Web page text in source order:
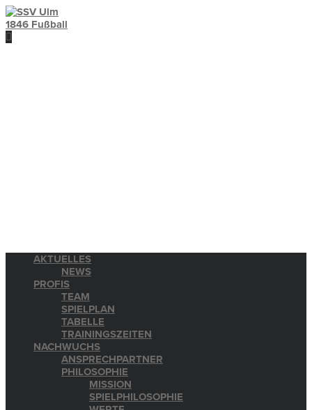
AKTUELLES
NEWS
PROFIS
TEAM
SPIELPLAN
TABELLE
TRAININGSZEITEN
NACHWUCHS
ANSPRECHPARTNER
PHILOSOPHIE
MISSION
SPIELPHILOSOPHIE